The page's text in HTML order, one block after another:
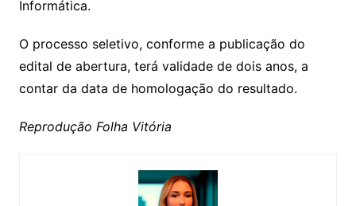
Informática.
O processo seletivo, conforme a publicação do
edital de abertura, terá validade de dois anos, a
contar da data de homologação do resultado.
Reprodução Folha Vitória